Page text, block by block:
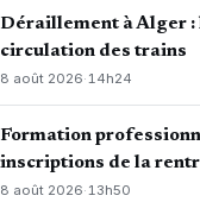
Déraillement à Alger
circulation des trains
8 août 2026· 14h24
Formation
inscriptions de la
8 août 2026·13h50